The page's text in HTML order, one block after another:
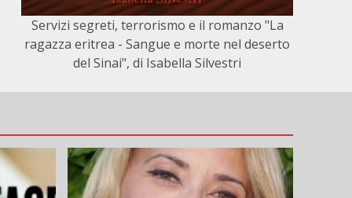
Servizi segreti, terrorismo e il romanzo "La
ragazza eritrea - Sangue e morte nel deserto
del Sinai", di Isabella Silvestri